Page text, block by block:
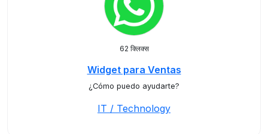
62 क्लिक्स
Widget para Ventas
¿Cómo puedo ayudarte?
IT / Technology